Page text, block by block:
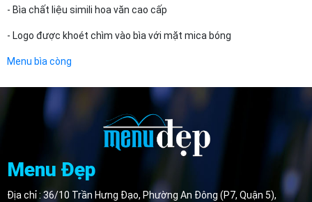
- Bìa chất liệu simili hoa văn cao cấp
- Logo được khoét chìm vào bìa với mặt mica bóng
Menu bìa còng
Menu Đẹp
Địa chỉ : 36/10 Trần Hưng Đạo, Phường An Đông (P7, Quận 5),